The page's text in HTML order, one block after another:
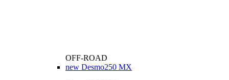
OFF-ROAD
new Desmo250 MX